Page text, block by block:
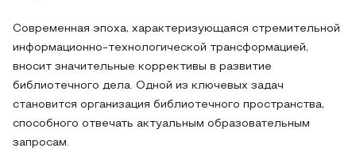
Современная эпоха, характеризующаяся стремительной
информационно-технологической трансформацией,
вносит значительные коррективы в развитие
библиотечного дела. Одной из ключевых задач
становится организация библиотечного пространства,
способного отвечать актуальным образовательным
запросам.